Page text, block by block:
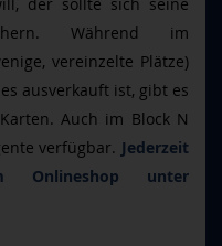
Während im
vereinzelte Plätze)
ausverkauft ist, gibt es
Auch im Block N
verfügbar. Jederzeit
unter